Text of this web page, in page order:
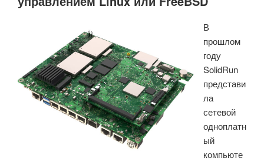
В
прошлом
году
SolidRun
представи
ла
сетевой
одноплатн
ый
компьюте